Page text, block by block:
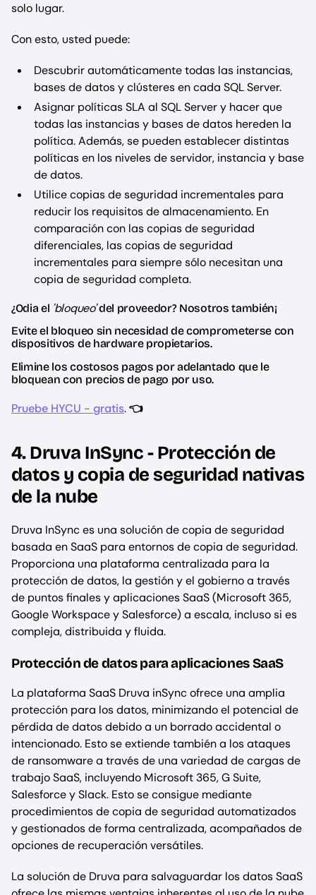
solo lugar.
Con esto, usted puede:
Descubrir automáticamente todas las instancias,
bases de datos y clústeres en cada SQL Server.
Asignar políticas SLA al SQL Server y hacer que
todas las instancias y bases de datos hereden la
política. Además, se pueden establecer distintas
políticas en los niveles de servidor, instancia y base
de datos.
Utilice copias de seguridad incrementales para
reducir los requisitos de almacenamiento. En
comparación con las copias de seguridad
diferenciales, las copias de seguridad
incrementales para siempre sólo necesitan una
copia de seguridad completa.
¿Odia el 'bloqueo'del proveedor? Nosotros también¡
Evite el bloqueo sin necesidad de comprometerse con
dispositivos de hardware propietarios.
Elimine los costosos pagos por adelantado que le
bloquean con precios de pago por uso.
Pruebe HYCU - gratis.👈
4. Druva InSync - Protección de
datos y copia de seguridad nativas
de la nube
Druva InSync es una solución de copia de seguridad
basada en SaaS para entornos de copia de seguridad.
Proporciona una plataforma centralizada para la
protección de datos, la gestión y el gobierno a través
de puntos finales y aplicaciones SaaS (Microsoft 365,
Google Workspace y Salesforce) a escala, incluso si es
compleja, distribuida y fluida.
Protección de datos para aplicaciones SaaS
La plataforma SaaS Druva inSync ofrece una amplia
protección para los datos, minimizando el potencial de
pérdida de datos debido a un borrado accidental o
intencionado. Esto se extiende también a los ataques
de ransomware a través de una variedad de cargas de
trabajo SaaS, incluyendo Microsoft 365, G Suite,
Salesforce y Slack. Esto se consigue mediante
procedimientos de copia de seguridad automatizados
y gestionados de forma centralizada, acompañados de
opciones de recuperación versátiles.
La solución de Druva para salvaguardar los datos SaaS